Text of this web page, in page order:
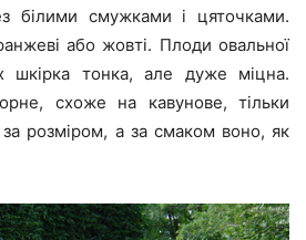
білими смужками і цяточками.
або жовті. Плоди овальної
шкірка тонка, але дуже міцна.
схоже на кавунове, тільки
за розміром, а за смаком воно, як